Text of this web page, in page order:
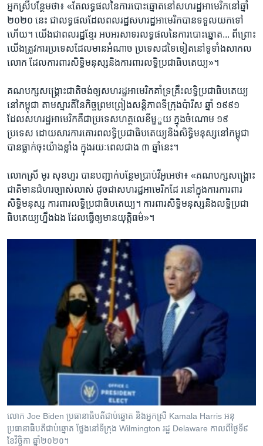
អ្នកស្រី​បន្ថែម​ថា៖​ «តែ​លទ្ធផល​នៃ​ការបោះឆ្នោត​នៅ​សហរដ្ឋ​អាមេរិក​នៅឆ្នាំ​
២០២០ នេះ ​ជាលទ្ធផល​ដែល​ពលរដ្ឋ​សហរដ្ឋ​អាមេរិក​បាន​ទទួល​យក​ទៅ
ហើយ​។ យើង​ជាពលរដ្ឋ​ខ្មែរ​ អបអរ​សាទរ​លទ្ធផល​នៃ​ការបោះឆ្នោត​... ពីព្រោះ​
យើង​ត្រូវការប្រទេស​ដែល​មាន​អំណាច​ ប្រទេស​ដទៃទៀត​នៅ​ទូទាំង​សាកល
លោក​ ដែល​ការពារ​សិទ្ធិ​មនុស្ស​និង​ការពារ​លទ្ធិ​ប្រជាធិបតេយ្យ»។
គណបក្ស​សង្គ្រោះ​ជាតិ​ចង់ឲ្យ​សហរដ្ឋ​អាមេរិក​គាំទ្រ​គ្រឹះលទ្ធិប្រជាធិបតេយ្យ​
នៅ​កម្ពុជា​ តាមស្មារតី​នៃ​កិច្ចព្រមព្រៀង​សន្តិភាព​ទីក្រុង​ប៉ារីស ​ឆ្នាំ​ ១៩៩១
ដែល​សហរដ្ឋ​អាមេរិក​គឺជា​ប្រទេស​ហត្ថលេខី​មួួយ​ ក្នុង​ចំណោម​ ១៩ ​
ប្រទេស​ ដោយសារ​ការគោរព​លទ្ធិ​ប្រជាធិបតេយ្យ​និង​សិទ្ធិ​មនុស្ស​នៅកម្ពុជា​
បាន​ធ្លាក់​ចុះ​យ៉ាង​ខ្លាំង ​ក្នុងរយៈពេល​ជាង ​៣ ឆ្នាំនេះ។​
លោកស្រី មូរ សុខហួរ​ បាន​បញ្ជាក់​បន្ថែម​ប្រាប់​វីអូអេ​ថា៖ «គណបក្ស​សង្គ្រោះ​
ជាតិ​មាន​ជំហរ​ច្បាស់​លាស់ ​ដូច​ជាសហរដ្ឋ​អាមេរិក​ដែ រ​នៅ​ក្នុងការ​ការពារ​
សិទ្ធិ​មនុស្ស​ ការពារ​លទ្ធិ​ប្រជាធិបតេយ្យ។ ការពារសិទ្ធិ​មនុស្ស​និង​លទ្ធិប្រជា
ធិបតេយ្យ​ហ្នឹង​ឯង ​ដែល​ធ្វើ​ឲ្យ​មាន​យុត្តិធម៌»។
លោក Joe Biden ប្រធានាធិបតីជាប់ឆ្នោត និងអ្នកស្រី Kamala Harris អនុ
ប្រធានាធិបតីជាប់ឆ្នោត ថ្លែងនៅទីក្រុង Wilmington រដ្ឋ Delaware កាលពីថ្ងៃទី៩
ខែវិច្ឆិកា ឆ្នាំ២០២០។